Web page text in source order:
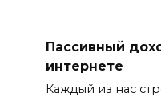
Пассивный
интернете
Каждый из нас